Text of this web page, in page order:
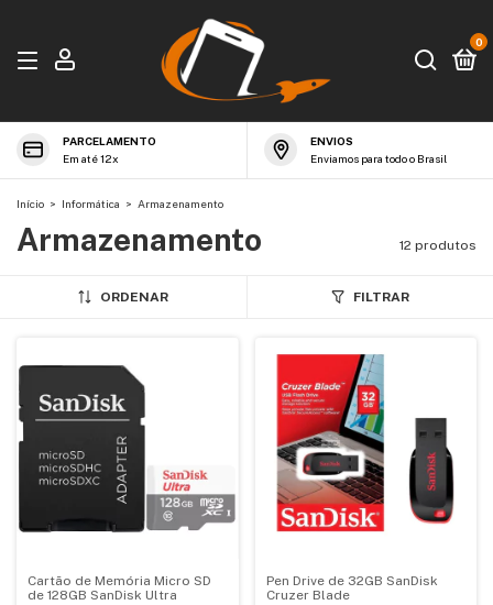
0
PARCELAMENTO
Em até 12x
ENVIOS
Enviamos para todo o Brasil
Início > Informática > Armazenamento
Armazenamento 12 produtos
ORDENAR FILTRAR
Cartão de Memória Micro SD
de 128GB SanDisk Ultra
Pen Drive de 32GB SanDisk
Cruzer Blade